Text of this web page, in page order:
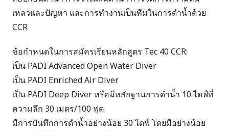
เหลวและปัญหา และการทํางานเป็นทีมในการดําน้ำด้วย
CCR
ข้อกําหนดในการสมัครเรียนหลักสูตร Tec 40 CCR:
เป็น PADI Advanced Open Water Diver
เป็น PADI Enriched Air Diver
เป็น PADI Deep Diverหรือมีหลักฐานการดําน้ำ 10 ไดฟ์ที่
ความลึก 30 เมตร/100 ฟุต
มีการบันทึกการดําน้ำอย่างน้อย 30 ไดฟ์ โดยมีอย่างน้อย